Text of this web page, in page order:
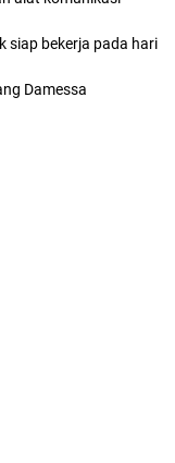
siap bekerja pada hari
Damessa